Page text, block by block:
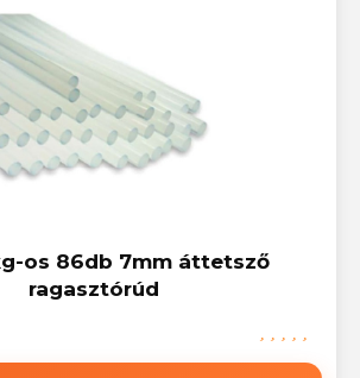
os 86db 7mm áttetsző
ragasztórúd